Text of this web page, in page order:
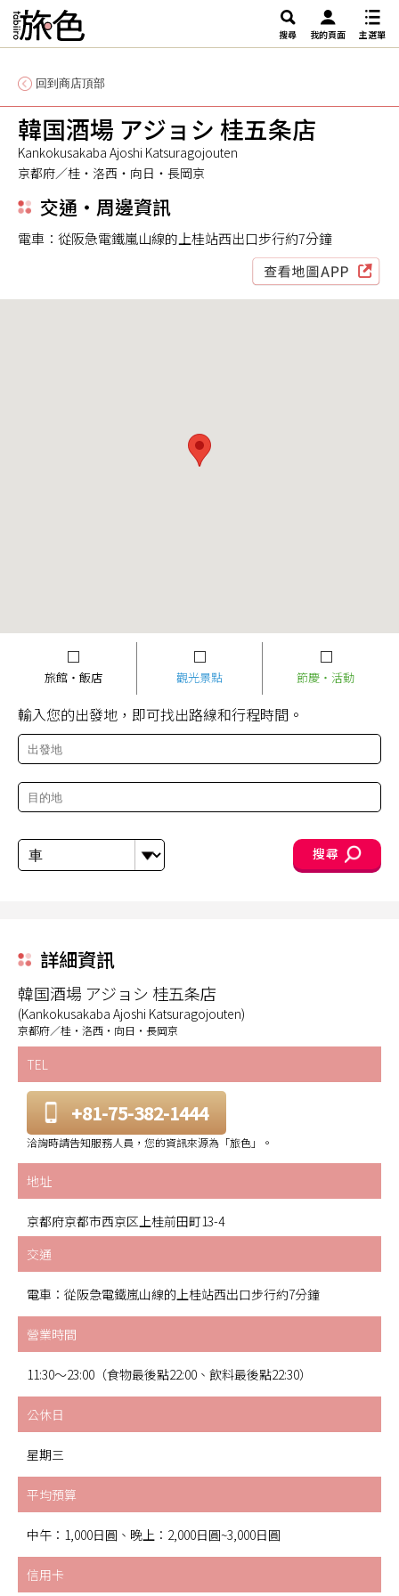
搜尋 我的頁面 主選單
回到商店頂部
韓国酒場 アジョシ 桂五条店
Kankokusakaba Ajoshi Katsuragojouten
京都府／桂・洛西・向日・長岡京
交通・周邊資訊
電車：從阪急電鐵嵐山線的上桂站西出口步行約7分鐘
旅館・飯店 觀光景點 節慶・活動
輸入您的出發地，即可找出路線和行程時間。
搜尋
詳細資訊
韓国酒場 アジョシ 桂五条店
(Kankokusakaba Ajoshi Katsuragojouten)
京都府／桂・洛西・向日・長岡京
TEL
+81-75-382-1444
洽詢時請告知服務人員，您的資訊來源為「旅色」。
地址
京都府京都市西京区上桂前田町13-4
交通
電車：從阪急電鐵嵐山線的上桂站西出口步行約7分鐘
營業時間
11:30～23:00（食物最後點22:00、飲料最後點22:30）
公休日
星期三
平均預算
中午：1,000日圓、晚上：2,000日圓~3,000日圓
信用卡